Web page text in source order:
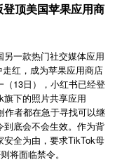
顶美国苹果应用商
一款热门社交媒体应用
红，成为苹果应用商店
13日），小红书已经登
下的照片共享应用
作者都在急于寻找可以继
底会不会生效。作为背
全为由，要求TikTok母
将面临禁令。